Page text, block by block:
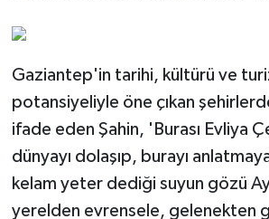
Gaziantep'in tarihi, kültürü ve
potansiyeliyle öne çıkan
ifade eden Şahin, 'Burası Evliya
dünyayı dolaşıp, burayı
kelam yeter dediği suyun gözü
yerelden evrensele, gelenekten